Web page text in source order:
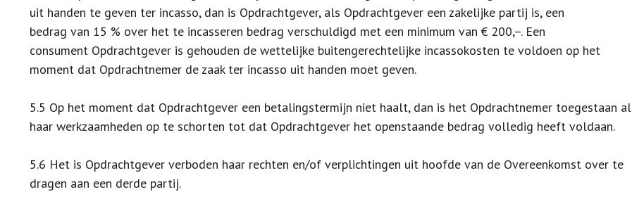
uit handen te geven ter incasso, dan is Opdrachtgever, als Opdrachtgever een zakelijke partij is, een
bedrag van 15 % over het te incasseren bedrag verschuldigd met een minimum van € 200,–. Een
consument Opdrachtgever is gehouden de wettelijke buitengerechtelijke incassokosten te voldoen op het
moment dat Opdrachtnemer de zaak ter incasso uit handen moet geven.
5.5 Op het moment dat Opdrachtgever een betalingstermijn niet haalt, dan is het Opdrachtnemer toegestaan al
haar werkzaamheden op te schorten tot dat Opdrachtgever het openstaande bedrag volledig heeft voldaan.
5.6 Het is Opdrachtgever verboden haar rechten en/of verplichtingen uit hoofde van de Overeenkomst over te
dragen aan een derde partij.